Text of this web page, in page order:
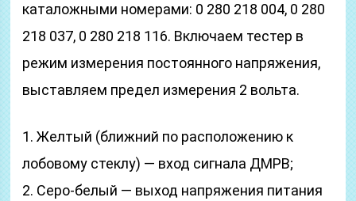
каталожными номерами: 0 280 218 004, 0 280
218 037, 0 280 218 116. Включаем тестер в
режим измерения постоянного напряжения,
выставляем предел измерения 2 вольта.
1. Желтый (ближний по расположению к
лобовому стеклу) — вход сигнала ДМРВ;
2. Серо-белый — выход напряжения питания